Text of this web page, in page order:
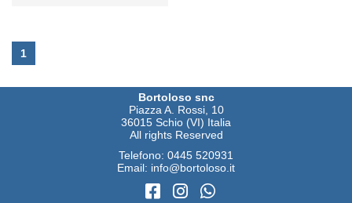
1
Bortoloso snc
Piazza A. Rossi, 10
36015 Schio (VI) Italia
All rights Reserved
Telefono: 0445 520931
Email: info@bortoloso.it